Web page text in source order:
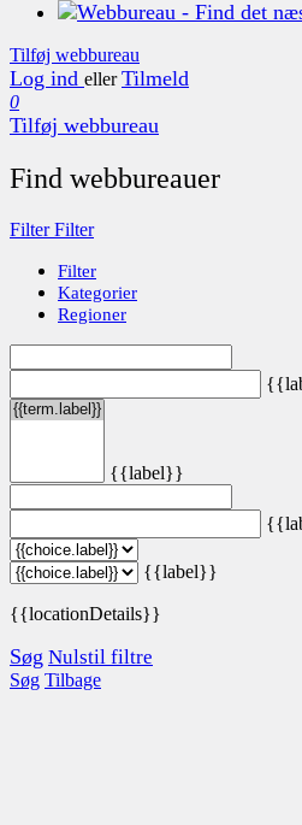
Tilføj webbureau
Log ind eller Tilmeld
0
Tilføj webbureau
Find webbureauer
FilterFilter
Filter
Kategorier
Regioner
{{label}}
{{label}}
{{locationDetails}}
Søg Nulstil filtre
Søg Tilbage